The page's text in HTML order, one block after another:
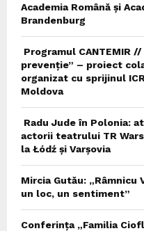
Academia Română și
Brandenburg
Programul CANTEMIR
prevenție” – proiect
organizat cu sprijinul
Moldova
Radu Jude în Polonia:
actorii teatrului TR
la Łódź și Varșovia
Mircia Gutău:
un loc, un sentiment”
Conferința „Familia